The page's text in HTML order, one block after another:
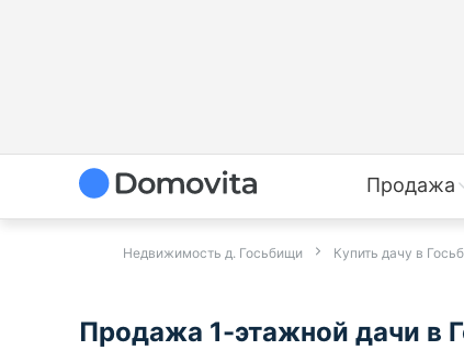
Продажа
Недвижимость д. Госьбищи Купить дачу в
Продажа 1-этажной дачи в